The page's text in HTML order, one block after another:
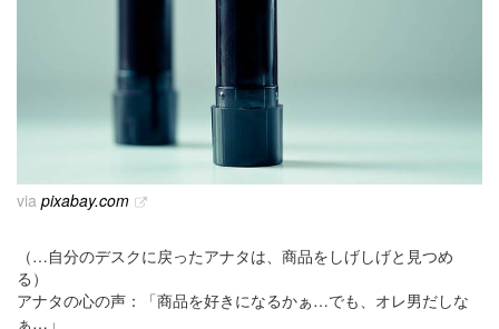
via pixabay.com
（…自分のデスクに戻ったアナタは、商品をしげしげと見つめ
る）
アナタの心の声：「商品を好きになるかぁ…でも、オレ男だしな
ぁ…」